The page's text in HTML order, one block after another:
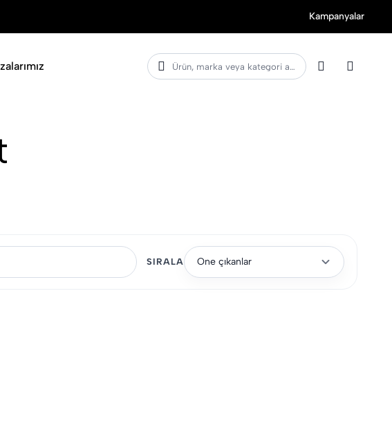
Kampanyalar
Ürün, marka veya kategori ara
SIRALA Öne çıkanlar